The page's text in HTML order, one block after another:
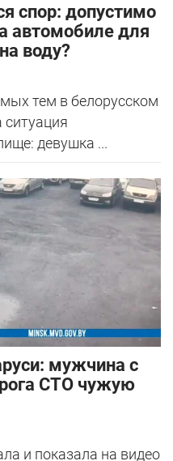
спор: допустимо
автомобиле для
воду?
тем в белорусском
девушка ...
мужчина с
СТО чужую
и показала на видео